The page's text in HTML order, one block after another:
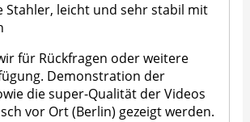
Stahler, leicht und sehr stabil mit
für Rückfragen oder weitere
Demonstration der
die super-Qualität der Videos
vor Ort (Berlin) gezeigt werden.